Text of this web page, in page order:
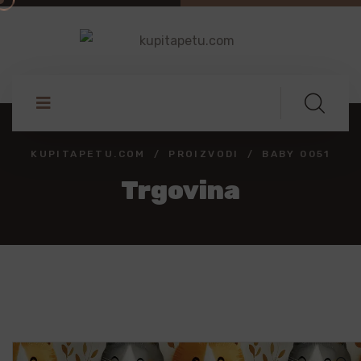
KUPITAPETU.COM PROIZVODI BABY 0051
Trgovina